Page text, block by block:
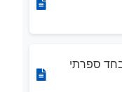
ספרתי